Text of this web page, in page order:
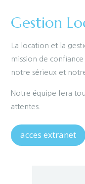
Gestion
La location et la
mission de
notre sérieux et
Notre équipe fera
attentes.
acces extranet